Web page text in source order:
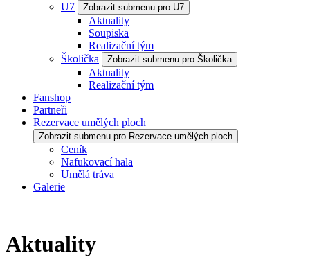
U7
Zobrazit submenu pro U7
Aktuality
Soupiska
Realizační tým
Školička
Zobrazit submenu pro Školička
Aktuality
Realizační tým
Fanshop
Partneři
Rezervace umělých ploch
Zobrazit submenu pro Rezervace umělých ploch
Ceník
Nafukovací hala
Umělá tráva
Galerie
Aktuality